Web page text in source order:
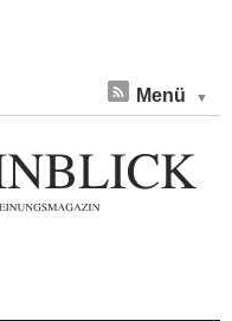
Menü